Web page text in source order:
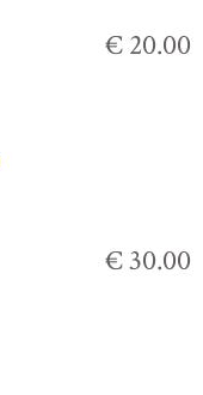
€ 20.00
€ 30.00